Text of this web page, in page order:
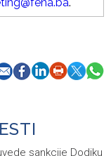
.
sankcije Dodiku